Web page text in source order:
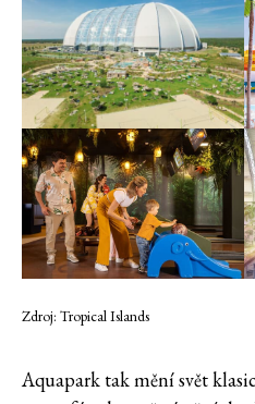
Zdroj: Tropical Islands
Aquapark tak mění svět